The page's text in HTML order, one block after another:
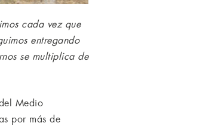
cada vez que
entregando
se multiplica de
Medio
por más de